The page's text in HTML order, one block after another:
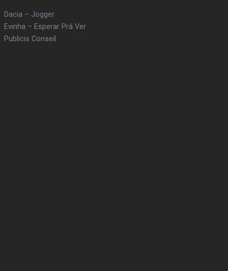
Dacia – Jogger
Evinha – Esperar Prá Ver
Publicis Conseil